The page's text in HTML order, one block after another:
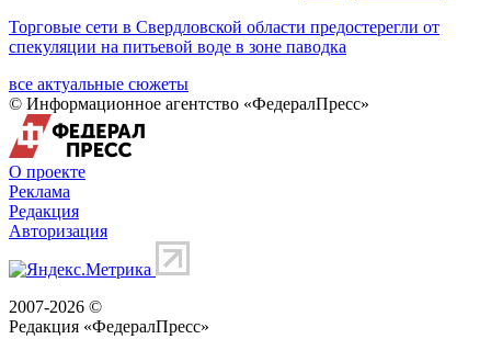
Торговые сети в Свердловской области предостерегли от
спекуляции на питьевой воде в зоне паводка
все актуальные сюжеты
© Информационное агентство «ФедералПресс»
О проекте
Реклама
Редакция
Авторизация
2007-2026 ©
Редакция «ФедералПресс»